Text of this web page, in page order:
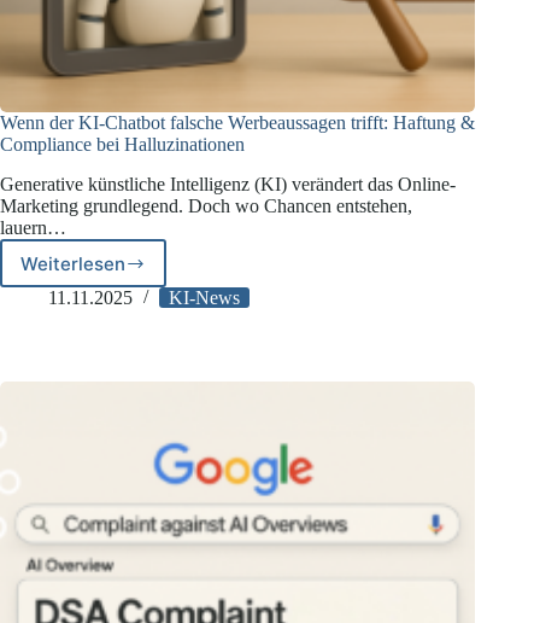
Wenn der KI-Chatbot falsche Werbeaussagen trifft: Haftung &
Compliance bei Halluzinationen
Generative künstliche Intelligenz (KI) verändert das Online-
Marketing grundlegend. Doch wo Chancen entstehen,
lauern…
Weiterlesen
Wenn
der
Werbeaussagen
Compliance
Halluzinationen
11.11.2025 KI-News